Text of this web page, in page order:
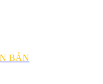
BẢN